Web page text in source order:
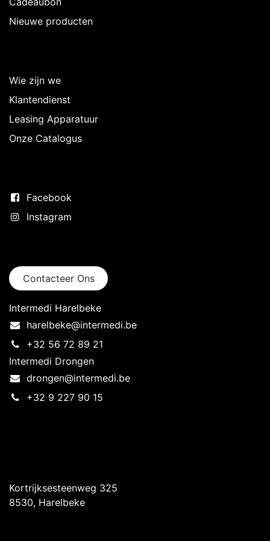
Nieuwe producten
Wie zijn we
Klantendienst
Leasing Apparatuur
Onze Catalogus
Facebook
Instagram
Contacteer Ons
Intermedi Harelbeke
harelbeke@intermedi.be
+32 56 72 89 21
Intermedi Drongen
drongen@intermedi.be
+32 9 227 90 15
Kortrijksesteenweg 325
8530, Harelbeke